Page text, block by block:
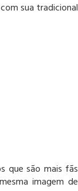
sua tradicional
que são mais fãs
imagem de